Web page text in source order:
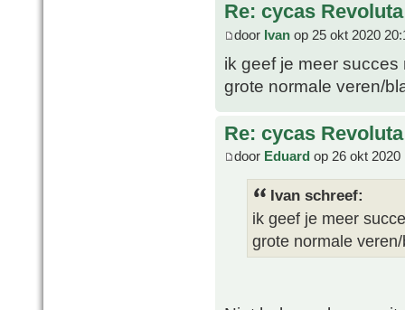
Re: cycas Revoluta
door Ivan op 25 okt 2020
ik geef je meer
grote normale veren/
Re: cycas Revoluta
door Eduard op 26 okt 2020
Ivan schreef:
ik geef je meer
grote normale